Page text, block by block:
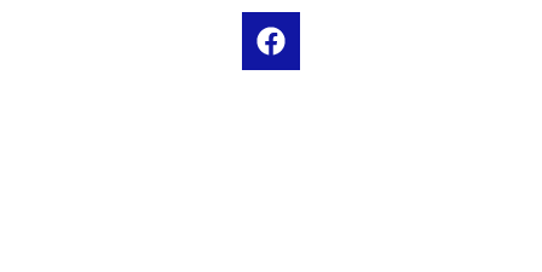
F
a
c